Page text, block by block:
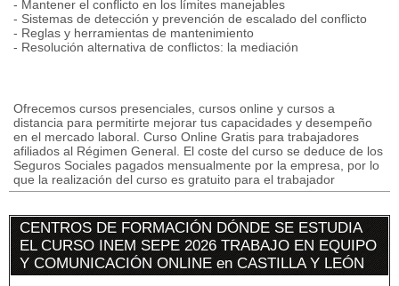
- Mantener el conflicto en los límites manejables
- Sistemas de detección y prevención de escalado del conflicto
- Reglas y herramientas de mantenimiento
- Resolución alternativa de conflictos: la mediación
Ofrecemos cursos presenciales, cursos online y cursos a
distancia para permitirte mejorar tus capacidades y desempeño
en el mercado laboral. Curso Online Gratis para trabajadores
afiliados al Régimen General. El coste del curso se deduce de los
Seguros Sociales pagados mensualmente por la empresa, por lo
que la realización del curso es gratuito para el trabajador
CENTROS DE FORMACIÓN DÓNDE SE ESTUDIA
EL CURSO INEM SEPE 2026 TRABAJO EN EQUIPO
Y COMUNICACIÓN ONLINE en CASTILLA Y LEÓN